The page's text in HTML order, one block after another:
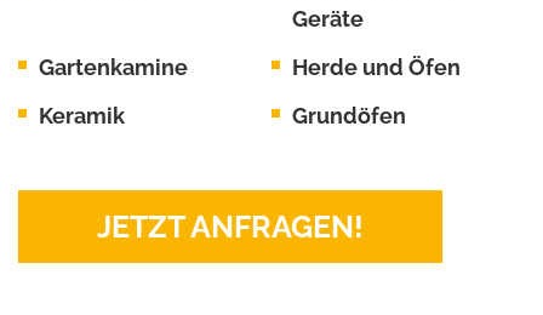
Geräte
Gartenkamine
Herde und Öfen
Keramik
Grundöfen
JETZT ANFRAGEN!